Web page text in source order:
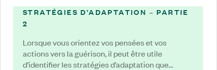
STRATÉGIES D’ADAPTATION – PARTIE
2
Lorsque vous orientez vos pensées et vos
actions vers la guérison, il peut être utile
d’identifier les stratégies d’adaptation que…